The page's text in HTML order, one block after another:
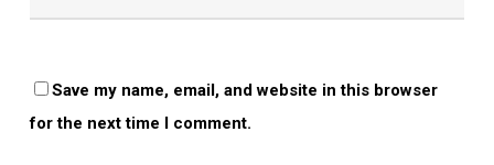
Save my name, email, and website in this browser
for the next time I comment.